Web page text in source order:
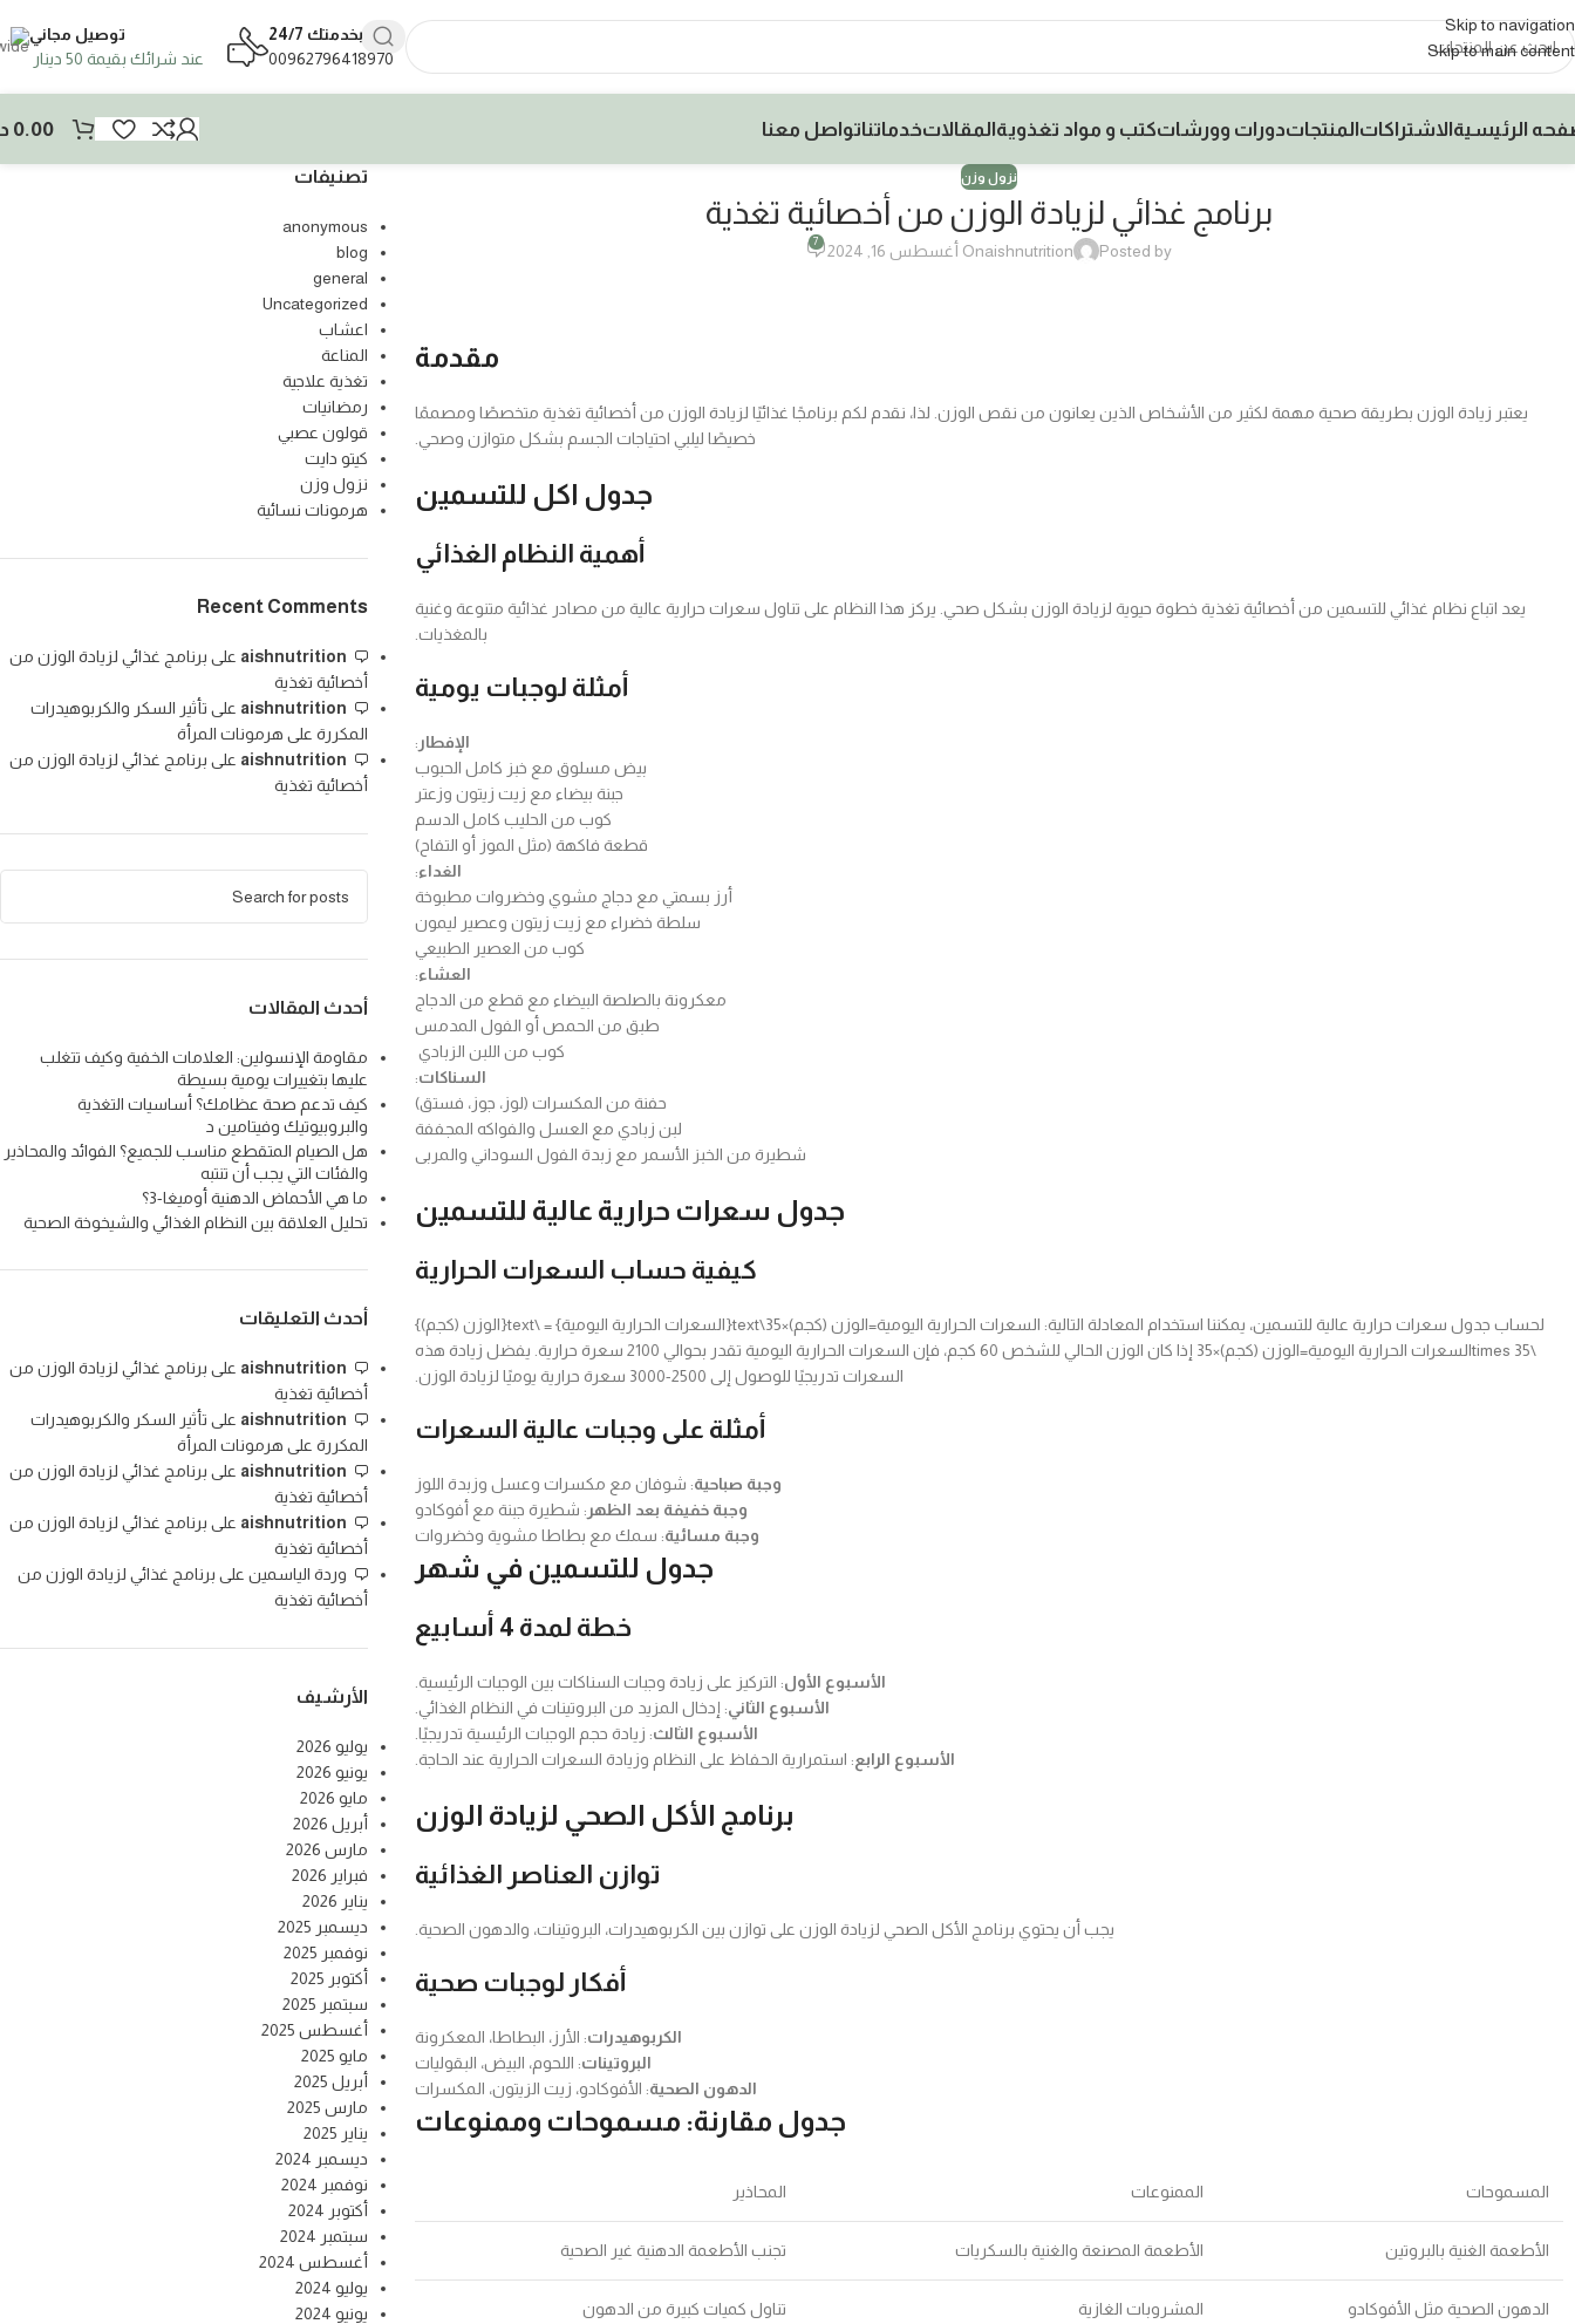
Skip to navigation
Skip to main content
بخدمتك 24/7
00962796418970
توصيل مجاني
عند شرائك بقيمة 50 دينار
الرئيسيةالاشتراكاتالمنتجاتدورات وورشاتكتب و مواد تغذويةالمقالاتخدماتناتواصل معنا 0.00
نزول وزن
برنامج غذائي لزيادة الوزن من أخصائية تغذية
Posted by
aishnutritionOn أغسطس 16, 2024 7
مقدمة
يعتبر زيادة الوزن بطريقة صحية مهمة لكثير من الأشخاص الذين يعانون من نقص الوزن. لذا، نقدم لكم برنامجًا غذائيًا لزيادة الوزن من أخصائية تغذية متخصصًا ومصممًا
خصيصًا ليلبي احتياجات الجسم بشكل متوازن وصحي.
جدول اكل للتسمين
أهمية النظام الغذائي
يعد اتباع نظام غذائي للتسمين من أخصائية تغذية خطوة حيوية لزيادة الوزن بشكل صحي. يركز هذا النظام على تناول سعرات حرارية عالية من مصادر غذائية متنوعة وغنية
بالمغذيات.
أمثلة لوجبات يومية
الإفطار :
بيض مسلوق مع خبز كامل الحبوب
جبنة بيضاء مع زيت زيتون وزعتر
كوب من الحليب كامل الدسم
قطعة فاكهة (مثل الموز أو التفاح)
الغداء:
أرز بسمتي مع دجاج مشوي وخضروات مطبوخة
سلطة خضراء مع زيت زيتون وعصير ليمون
كوب من العصير الطبيعي
العشاء:
معكرونة بالصلصة البيضاء مع قطع من الدجاج
طبق من الحمص أو الفول المدمس
كوب من اللبن الزبادي
السناكات:
حفنة من المكسرات (لوز، جوز، فستق)
لبن زبادي مع العسل والفواكه المجففة
شطيرة من الخبز الأسمر مع زبدة الفول السوداني والمربى
جدول سعرات حرارية عالية للتسمين
كيفية حساب السعرات الحرارية
لحساب جدول سعرات حرارية عالية للتسمين، يمكننا استخدام المعادلة التالية: السعرات الحرارية اليومية=الوزن (كجم)×35\text{السعرات الحرارية اليومية} = \text{الوزن (كجم)}
\times 35السعرات الحرارية اليومية=الوزن (كجم)×35 إذا كان الوزن الحالي للشخص 60 كجم، فإن السعرات الحرارية اليومية تقدر بحوالي 2100 سعرة حرارية. يفضل زيادة هذه
السعرات تدريجيًا للوصول إلى 2500-3000 سعرة حرارية يوميًا لزيادة الوزن.
أمثلة على وجبات عالية السعرات
وجبة صباحية: شوفان مع مكسرات وعسل وزبدة اللوز
وجبة خفيفة بعد الظهر : شطيرة جبنة مع أفوكادو
وجبة مسائية: سمك مع بطاطا مشوية وخضروات
جدول للتسمين في شهر
خطة لمدة 4 أسابيع
الأسبوع الأول: التركيز على زيادة وجبات السناكات بين الوجبات الرئيسية.
الأسبوع الثاني: إدخال المزيد من البروتينات في النظام الغذائي.
الأسبوع الثالث: زيادة حجم الوجبات الرئيسية تدريجيًا.
الأسبوع الرابع: استمرارية الحفاظ على النظام وزيادة السعرات الحرارية عند الحاجة.
برنامج الأكل الصحي لزيادة الوزن
توازن العناصر الغذائية
يجب أن يحتوي برنامج الأكل الصحي لزيادة الوزن على توازن بين الكربوهيدرات، البروتينات، والدهون الصحية.
أفكار لوجبات صحية
الكربوهيدرات: الأرز، البطاطا، المعكرونة
البروتينات: اللحوم، البيض، البقوليات
الدهون الصحية: الأفوكادو، زيت الزيتون، المكسرات
جدول مقارنة: مسموحات وممنوعات
المسموحات الممنوعات المحاذير
الأطعمة الغنية بالبروتين الأطعمة المصنعة والغنية بالسكريات تجنب الأطعمة الدهنية غير الصحية
الدهون الصحية مثل الأفوكادو المشروبات الغازية تناول كميات كبيرة من الدهون
تصنيفات
anonymous
blog
general
Uncategorized
اعشاب
المناعة
تغذية علاجية
رمضانيات
قولون عصبي
كيتو دايت
نزول وزن
هرمونات نسائية
Recent Comments
aishnutrition على برنامج غذائي لزيادة الوزن من
أخصائية تغذية
aishnutrition على تأثير السكر والكربوهيدرات
المكررة على هرمونات المرأة
aishnutrition على برنامج غذائي لزيادة الوزن من
أخصائية تغذية
أحدث المقالات
مقاومة الإنسولين: العلامات الخفية وكيف تتغلب
عليها بتغييرات يومية بسيطة
كيف تدعم صحة عظامك؟ أساسيات التغذية
والبروبيوتيك وفيتامين د
هل الصيام المتقطع مناسب للجميع؟ الفوائد والمحاذير
والفئات التي يجب أن تنتبه
ما هي الأحماض الدهنية أوميغا-3؟
تحليل العلاقة بين النظام الغذائي والشيخوخة الصحية
أحدث التعليقات
aishnutrition على برنامج غذائي لزيادة الوزن من
أخصائية تغذية
aishnutrition على تأثير السكر والكربوهيدرات
المكررة على هرمونات المرأة
aishnutrition على برنامج غذائي لزيادة الوزن من
أخصائية تغذية
aishnutrition على برنامج غذائي لزيادة الوزن من
أخصائية تغذية
وردة الياسمين على برنامج غذائي لزيادة الوزن من
أخصائية تغذية
الأرشيف
يوليو 2026
يونيو 2026
مايو 2026
أبريل 2026
مارس 2026
فبراير 2026
يناير 2026
ديسمبر 2025
نوفمبر 2025
أكتوبر 2025
سبتمبر 2025
أغسطس 2025
مايو 2025
أبريل 2025
مارس 2025
يناير 2025
ديسمبر 2024
نوفمبر 2024
أكتوبر 2024
سبتمبر 2024
أغسطس 2024
يوليو 2024
يونيو 2024